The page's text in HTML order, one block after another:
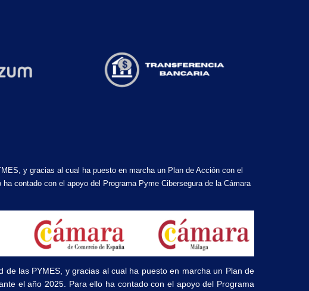
y gracias al cual ha puesto en marcha un Plan de Acción con el
contado con el apoyo del Programa Pyme Cibersegura de la Cámara
las PYMES, y gracias al cual ha puesto en marcha un Plan de
el año 2025. Para ello ha contado con el apoyo del Programa